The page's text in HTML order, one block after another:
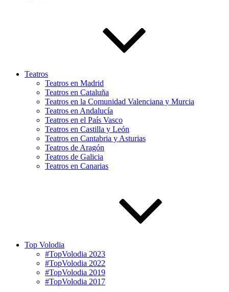
Teatros
Teatros en Madrid
Teatros en Cataluña
Teatros en la Comunidad Valenciana y Murcia
Teatros en Andalucía
Teatros en el País Vasco
Teatros en Castilla y León
Teatros en Cantabria y Asturias
Teatros de Aragón
Teatros de Galicia
Teatros en Canarias
Top Volodia
#TopVolodia 2023
#TopVolodia 2022
#TopVolodia 2019
#TopVolodia 2017